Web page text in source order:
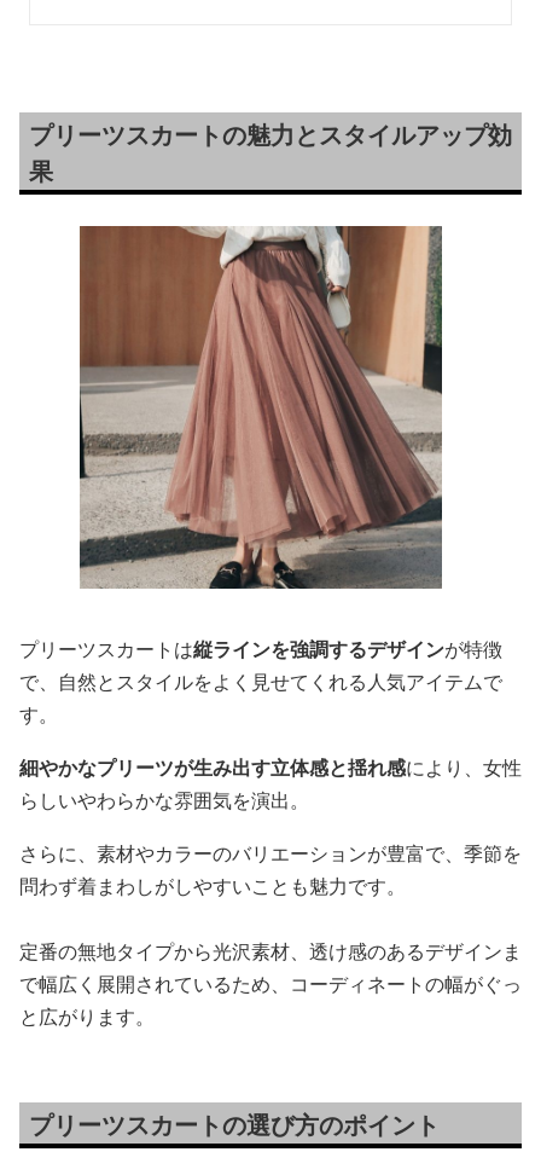
プリーツスカートの魅力とスタイルアップ効
果
プリーツスカートは縦ラインを強調するデザインが特徴
で、自然とスタイルをよく見せてくれる人気アイテムで
す。
細やかなプリーツが生み出す立体感と揺れ感により、女性
らしいやわらかな雰囲気を演出。
さらに、素材やカラーのバリエーションが豊富で、季節を
問わず着まわしがしやすいことも魅力です。
定番の無地タイプから光沢素材、透け感のあるデザインま
で幅広く展開されているため、コーディネートの幅がぐっ
と広がります。
プリーツスカートの選び方のポイント